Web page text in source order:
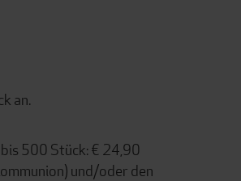
an.
500 Stück: € 24,90
und/oder den